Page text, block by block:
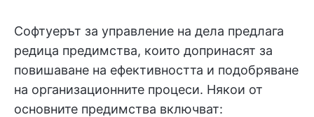
Софтуерът за управление на дела предлага
редица предимства, които допринасят за
повишаване на ефективността и подобряване
на организационните процеси. Някои от
основните предимства включват: